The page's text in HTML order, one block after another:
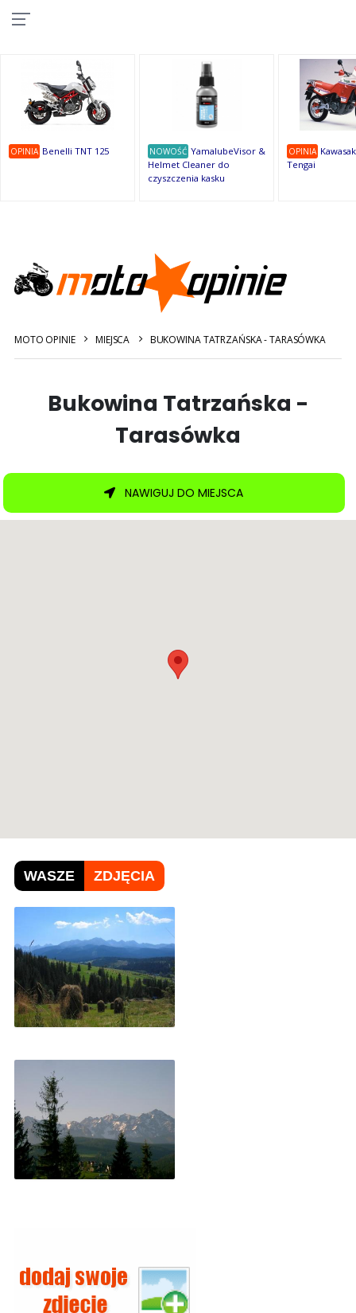
OSTATNIE
OPINIA Benelli TNT 125 NOWOŚĆ YamalubeVisor &
Helmet Cleaner do
czyszczenia kasku
OPINIA
Tengai
MOTO OPINIE MIEJSCA BUKOWINA TATRZAŃSKA - TARASÓWKA
Bukowina Tatrzańska -
Tarasówka
NAWIGUJ DO MIEJSCA
WASZE ZDJĘCIA